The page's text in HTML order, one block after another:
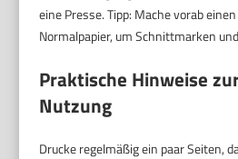
eine Presse. Tipp: Mache vorab
Normalpapier, um Schnittmarken
Praktische Hinweise
Nutzung
Drucke regelmäßig ein paar Seiten,